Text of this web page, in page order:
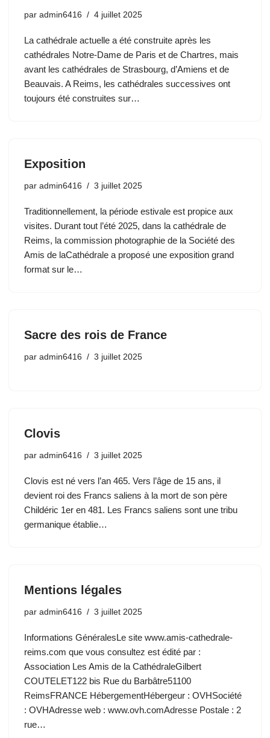
par admin6416 4 juillet 2025
La cathédrale actuelle a été construite après les
cathédrales Notre-Dame de Paris et de Chartres, mais
avant les cathédrales de Strasbourg, d’Amiens et de
Beauvais. A Reims, les cathédrales successives ont
toujours été construites sur…
Exposition
par admin6416 3 juillet 2025
Traditionnellement, la période estivale est propice aux
visites. Durant tout l’été 2025, dans la cathédrale de
Reims, la commission photographie de la Société des
Amis de laCathédrale a proposé une exposition grand
format sur le…
Sacre des rois de France
par admin6416 3 juillet 2025
Clovis
par admin6416 3 juillet 2025
Clovis est né vers l’an 465. Vers l’âge de 15 ans, il
devient roi des Francs saliens à la mort de son père
Childéric 1er en 481. Les Francs saliens sont une tribu
germanique établie…
Mentions légales
par admin6416 3 juillet 2025
Informations GénéralesLe site www.amis-cathedrale-
reims.com que vous consultez est édité par :
Association Les Amis de la CathédraleGilbert
COUTELET122 bis Rue du Barbâtre51100
ReimsFRANCE HébergementHébergeur : OVHSociété
: OVHAdresse web : www.ovh.comAdresse Postale : 2
rue…